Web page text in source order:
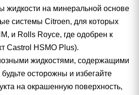
жидкости на минеральной основе
системы Citroen, для которых
и Rolls Royce, где одобрен к
Castrol HSMO Plus).
жидкостями, содержащими
осторожны и избегайте
на окрашенную поверхность,